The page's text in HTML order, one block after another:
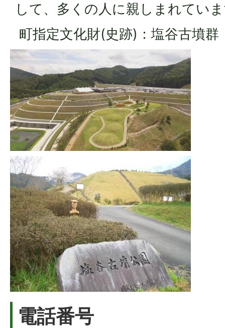
して、多くの人に親しまれてい
町指定文化財(史跡)：塩谷古墳群
電話番号